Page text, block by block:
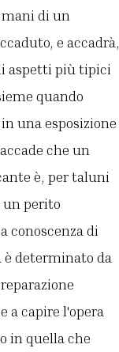
di un
e accadrà,
aspetti più tipici
quando
una esposizione
che un
è, per taluni
un perito
conoscenza di
determinato da
a capire l'opera
in quella che